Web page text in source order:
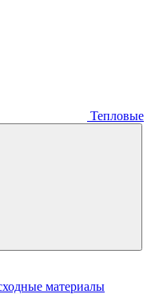
Тепловые
материалы